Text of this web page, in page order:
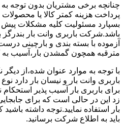
چنانچه برخی مشتریان بدون توجه
پرداخت هزینه کمتر کالا یا محصولات
بسپارد مسئولیت کلیه مشکلات پیش
باشد.شرکت باربری وانت بار بندرگز
آزموده با بسته بندی و بارچینی
مترقبه همچون گمشدن بار،آسیب به
با توجه به موارد عنوان شده،از
باربری وانت بار و نیسان بار دارد
برای باربری بار آسیب پذیر
زد این در حالی است که برای
بار استفاده نمایید.توجه داشته
باید به اطلاع شرکت برسانید.